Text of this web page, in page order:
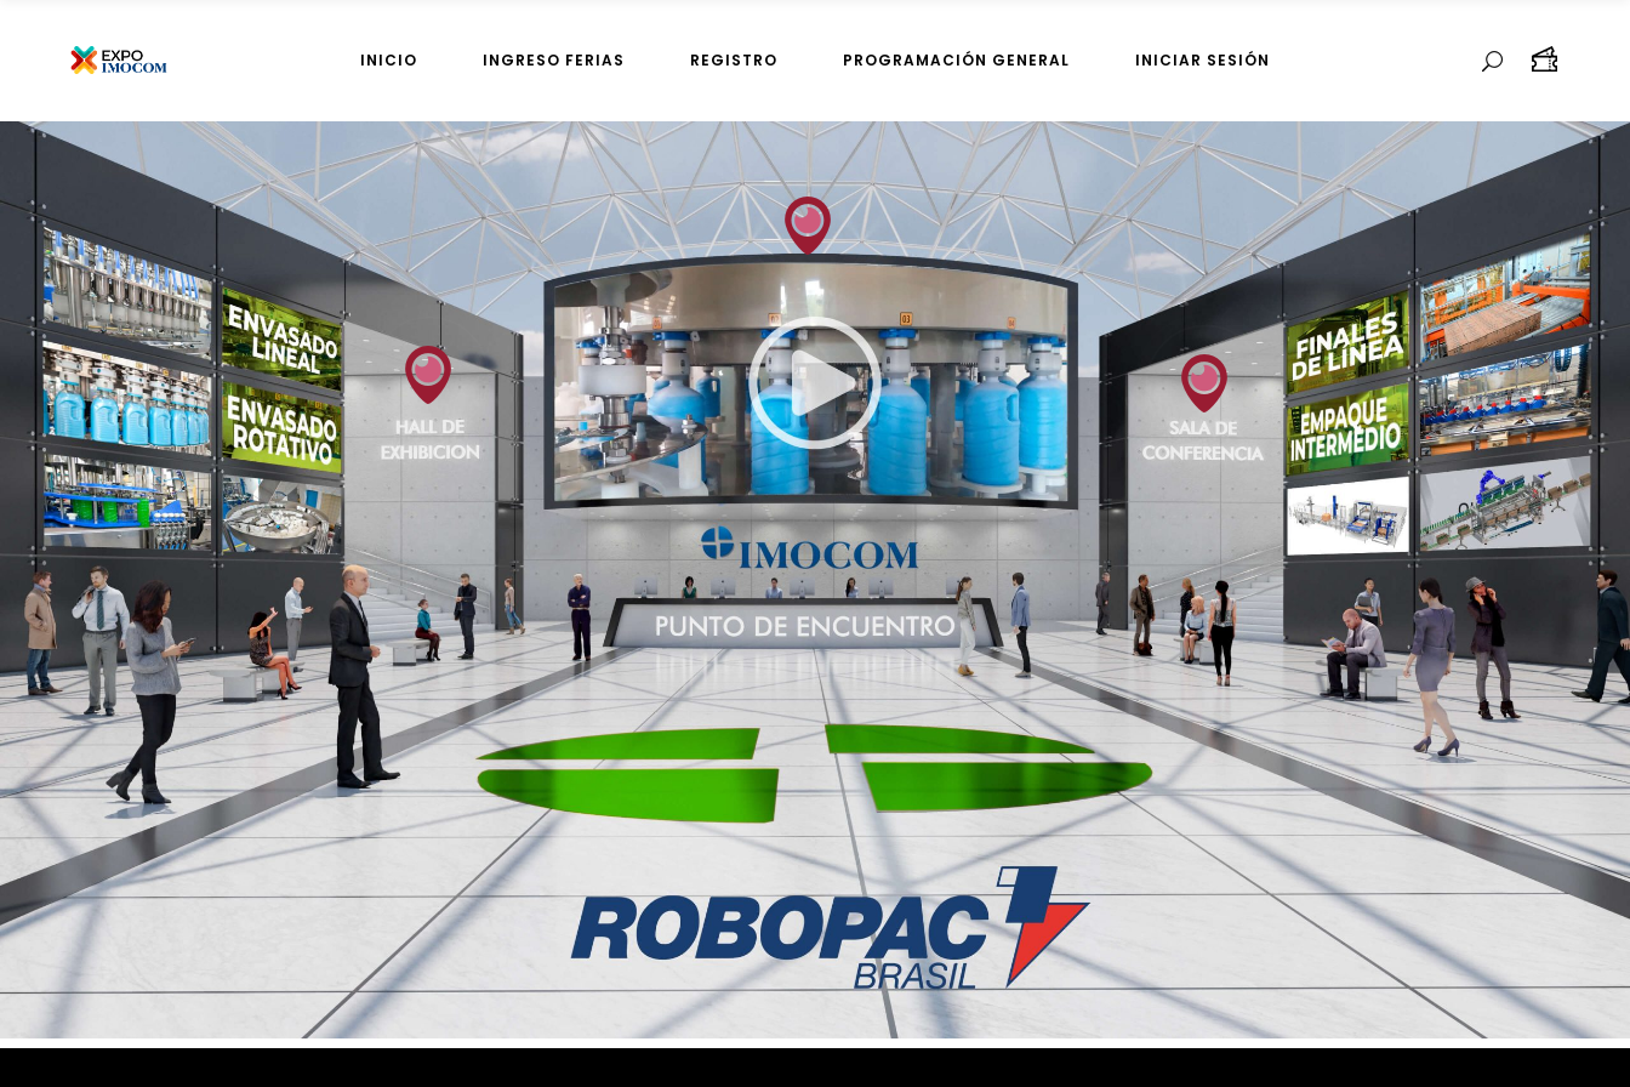
INICIO INGRESO FERIAS REGISTRO PROGRAMACIÓN GENERAL INICIAR SESIÓN